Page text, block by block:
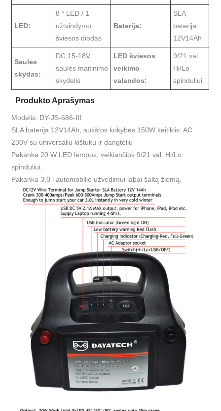
LED:
8 * LED / 1
užtvindymo
šviesos diodas
Baterija:
SLA
baterija
12V14Ah
Saulės
skydas:
DC 15-18V
saulės maitinimo
skydelis
LED šviesos
veikimo
valandos:
9/21 val.
Hi/Lo
spinduliui
Produkto Aprašymas
Modelis: DY-JS-686-III
SLA baterija 12V14Ah, aukštos kokybės 150W keitiklis: AC
230V su universaliu kištuku ir dangteliu
Pakanka 20 W LED lempos, veikiančios 9/21 val. Hi/Lo
spinduliui.
Pakanka 3,0 l automobilio užvedimui labai šaltą žiemą.